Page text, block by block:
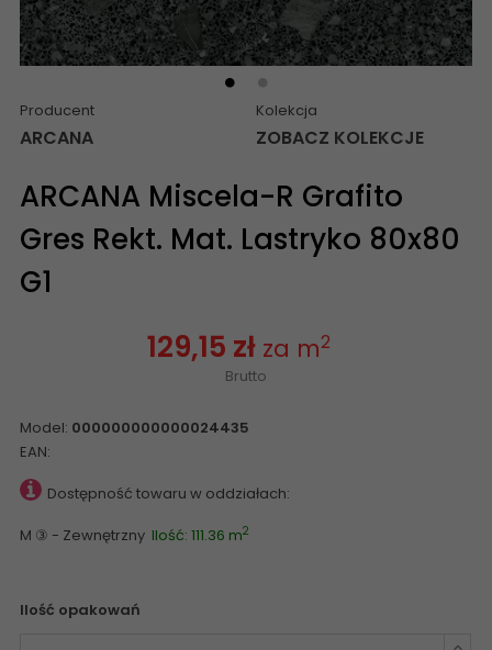
Producent
ARCANA
Kolekcja
ZOBACZ KOLEKCJE
ARCANA Miscela-R Grafito
Gres Rekt. Mat. Lastryko 80x80
G1
129,15 zł za m2
Brutto
Model: 000000000000024435
EAN:
Dostępność towaru w oddziałach:
M ③ - Zewnętrzny Ilość: 111.36 m2
Ilość opakowań